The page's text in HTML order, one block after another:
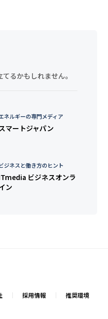
るかもしれません。
ネルギーの専門メディア
スマートジャパン
ジネスと働き方のヒント
ビジネスオンラ
ン
採用情報 推奨環境